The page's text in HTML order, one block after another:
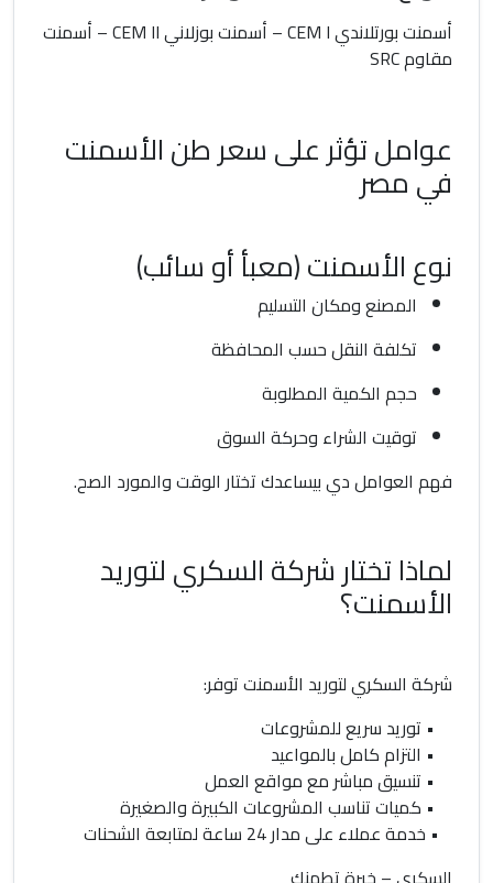
أسمنت بورتلاندي CEM I – أسمنت بوزلاني CEM II – أسمنت
مقاوم SRC
عوامل تؤثر على سعر طن الأسمنت
في مصر
نوع الأسمنت (معبأ أو سائب)
المصنع ومكان التسليم
تكلفة النقل حسب المحافظة
حجم الكمية المطلوبة
توقيت الشراء وحركة السوق
فهم العوامل دي بيساعدك تختار الوقت والمورد الصح.
لماذا تختار شركة السكري لتوريد
الأسمنت؟
شركة السكري لتوريد الأسمنت توفر:
• توريد سريع للمشروعات
• التزام كامل بالمواعيد
• تنسيق مباشر مع مواقع العمل
• كميات تناسب المشروعات الكبيرة والصغيرة
• خدمة عملاء على مدار 24 ساعة لمتابعة الشحنات